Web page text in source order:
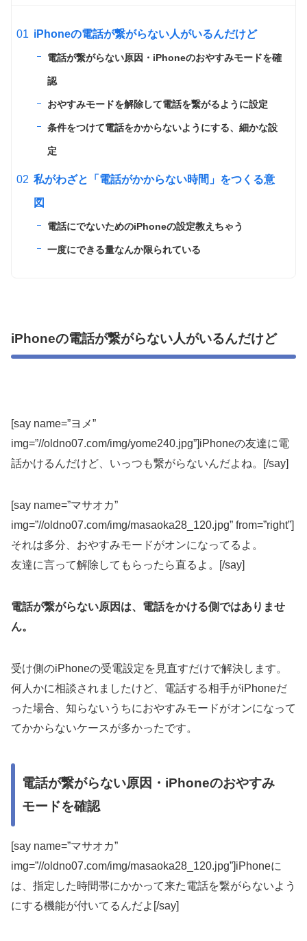
iPhoneの電話が繋がらない人がいるんだけど
電話が繋がらない原因・iPhoneのおやすみモードを確
認
おやすみモードを解除して電話を繋がるように設定
条件をつけて電話をかからないようにする、細かな設
定
私がわざと「電話がかからない時間」をつくる意
図
電話にでないためのiPhoneの設定教えちゃう
一度にできる量なんか限られている
iPhoneの電話が繋がらない人がいるんだけど
[say name=”ヨメ”
img=”//oldno07.com/img/yome240.jpg”]iPhoneの友達に電
話かけるんだけど、いっつも繋がらないんだよね。[/say]
[say name=”マサオカ”
img=”//oldno07.com/img/masaoka28_120.jpg” from=”right”]
それは多分、おやすみモードがオンになってるよ。
友達に言って解除してもらったら直るよ。[/say]
電話が繋がらない原因は、電話をかける側ではありませ
ん。
受け側のiPhoneの受電設定を見直すだけで解決します。
何人かに相談されましたけど、電話する相手がiPhoneだ
った場合、知らないうちにおやすみモードがオンになって
てかからないケースが多かったです。
電話が繋がらない原因・iPhoneのおやすみ
モードを確認
[say name=”マサオカ”
img=”//oldno07.com/img/masaoka28_120.jpg”]iPhoneに
は、 指定した時間帯にかかって来た電話を繋がらないよう
にする機能が付いてるんだよ[/say]